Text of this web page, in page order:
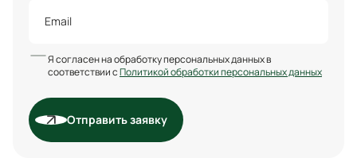
Я согласен на обработку персональных данных в
соответствии сПолитикой обработки персональных данных
Отправить заявку